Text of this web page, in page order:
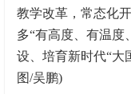
教学改革，常态化
多“有高度、有温度
设、培育新时代“大
图/吴鹏)